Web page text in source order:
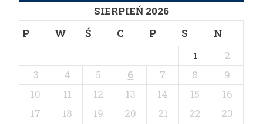
SIERPIEŃ 2026
P
W Ś C P S N
1
2
3
4 5 6 7 8
9
10
11 12 13 14 15
16
17
18 19 20 21 22
23